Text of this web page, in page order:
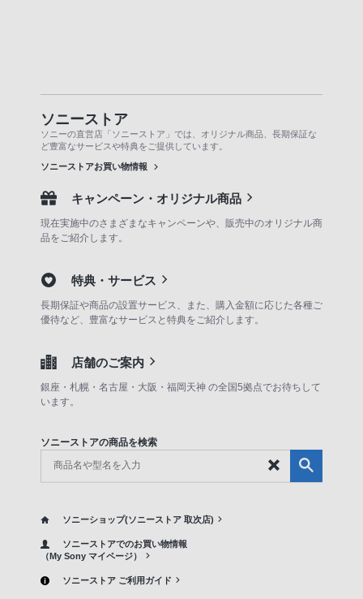
ソニーストア
ソニーの直営店「ソニーストア」では、オリジナル商品、長期保証な
ど豊富なサービスや特典をご提供しています。
ソニーストアお買い物情報
キャンペーン・オリジナル商品
現在実施中のさまざまなキャンペーンや、販売中のオリジナル商
品をご紹介します。
特典・サービス
長期保証や商品の設置サービス、また、購入金額に応じた各種ご
優待など、豊富なサービスと特典をご紹介します。
店舗のご案内
銀座・札幌・名古屋・大阪・福岡天神 の全国5拠点でお待ちして
います。
ソニーストアの商品を検索
ソニーショップ(ソニーストア 取次店)
ソニーストアでのお買い物情報
（My Sony マイページ）
ソニーストア ご利用ガイド